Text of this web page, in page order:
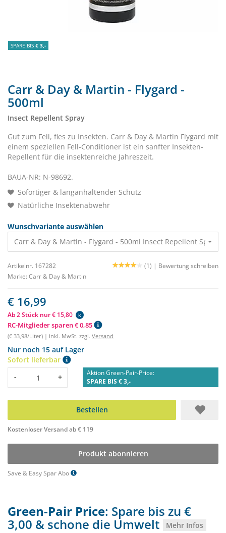
SPARE BIS € 3,-
Carr & Day & Martin - Flygard -
500ml
Insect Repellent Spray
Gut zum Fell, fies zu Insekten. Carr & Day & Martin Flygard mit
einem speziellen Fell-Conditioner ist ein sanfter Insekten-
Repellent für die insektenreiche Jahreszeit.
BAUA-NR: N-98692.
Sofortiger & langanhaltender Schutz
Natürliche Insektenabwehr
Wunschvariante auswählen
Carr & Day & Martin - Flygard - 500ml Insect Repellent Spray
Artikelnr. 167282 (1) | Bewertung schreiben
Marke: Carr & Day & Martin
€ 16,99
Ab 2 Stück nur € 15,80 k
RC-Mitglieder sparen € 0,85
(€ 33,98/Liter) | inkl. MwSt. zzgl. Versand
Nur noch 15 auf Lager
Sofort lieferbar
Menge
- +
Aktion Green-Pair-Price:
SPARE BIS € 3,-
Bestellen
Kostenloser Versand ab € 119
Produkt abonnieren
Save & Easy Spar Abo
Green-Pair Price: Spare bis zu €
3,00 & schone die Umwelt Mehr Infos